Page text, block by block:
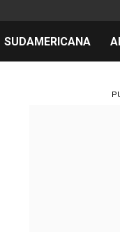
SUDAMERICANA